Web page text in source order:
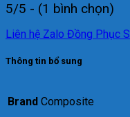
5/5 - (1 bình chọn)
Liên hệ Zalo Đồng Phục
Thông tin bổ sung
Brand Composite